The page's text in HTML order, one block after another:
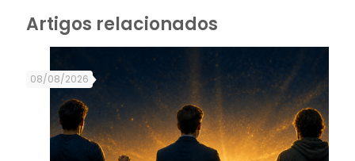
Artigos relacionados
08/08/2026